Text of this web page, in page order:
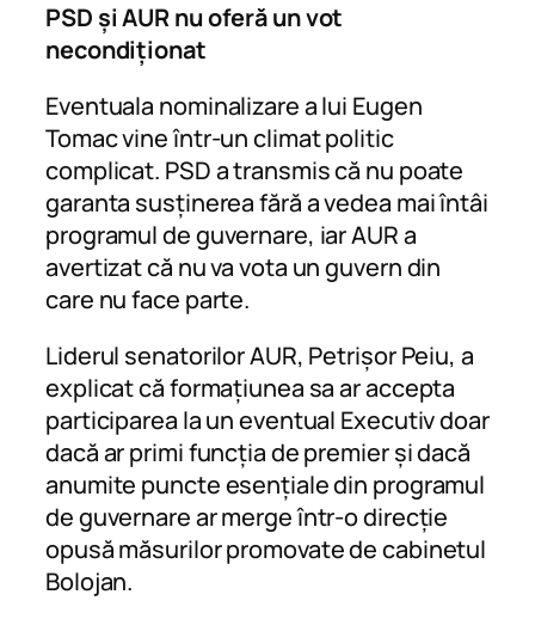
PSD și AUR nu oferă un vot
necondiționat
Eventuala nominalizare a lui Eugen
Tomac vine într-un climat politic
complicat. PSD a transmis că nu poate
garanta susținerea fără a vedea mai întâi
programul de guvernare, iar AUR a
avertizat că nu va vota un guvern din
care nu face parte.
Liderul senatorilor AUR, Petrișor Peiu, a
explicat că formațiunea sa ar accepta
participarea la un eventual Executiv doar
dacă ar primi funcția de premier și dacă
anumite puncte esențiale din programul
de guvernare ar merge într-o direcție
opusă măsurilor promovate de cabinetul
Bolojan.